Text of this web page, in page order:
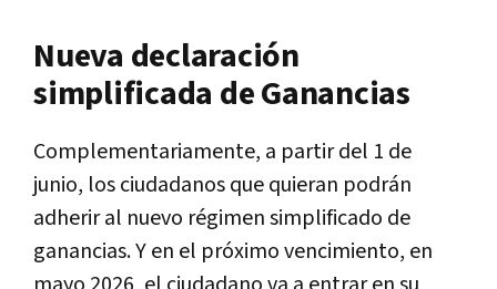
Nueva declaración
simplificada de Ganancias
Complementariamente, a partir del 1 de
junio, los ciudadanos que quieran podrán
adherir al nuevo régimen simplificado de
ganancias. Y en el próximo vencimiento, en